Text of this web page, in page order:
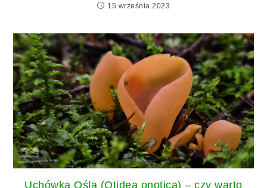
15 września 2023
Uchówka Ośla (Otidea onotica) – czy warto